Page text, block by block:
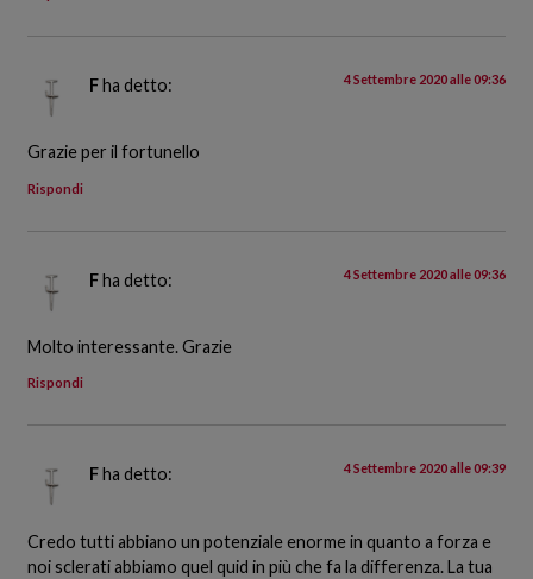
F ha detto: 4 Settembre 2020 alle 09:36
Grazie per il fortunello
Rispondi
F ha detto: 4 Settembre 2020 alle 09:36
Molto interessante. Grazie
Rispondi
F ha detto: 4 Settembre 2020 alle 09:39
Credo tutti abbiano un potenziale enorme in quanto a forza e
noi sclerati abbiamo quel quid in più che fa la differenza. La tua